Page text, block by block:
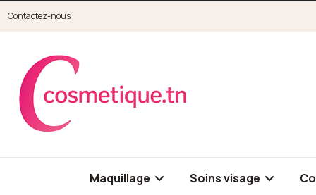
Contactez-nous
Maquillage Soins visage